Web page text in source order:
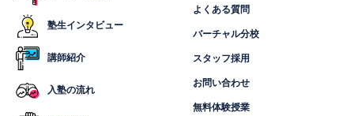
塾生インタビュー
講師紹介
入塾の流れ
よくある質問
バーチャル分校
スタッフ採用
お問い合わせ
無料体験授業